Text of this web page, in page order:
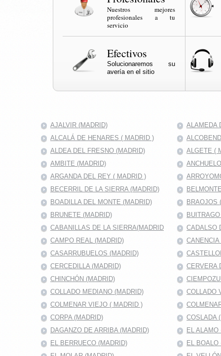
Nuestros mejores
profesionales a tu
servicio
Efectivos
Solucionaremos su
avería en el sitio
AJALVIR (MADRID)
ALAMEDA
ALCALÁ DE HENARES ( MADRID )
ALDEA DEL FRESNO (MADRID)
ALGETE (
AMBITE (MADRID)
ARGANDA DEL REY ( MADRID )
BECERRIL DE LA SIERRA (MADRID)
BOADILLA DEL MONTE (MADRID)
BRAOJOS
BRUNETE (MADRID)
CABANILLAS DE LA SIERRA(MADRID
CADALSO
CAMPO REAL (MADRID)
CASARRUBUELOS (MADRID)
CERCEDILLA (MADRID)
CERVERA
CHINCHÓN (MADRID)
COLLADO MEDIANO (MADRID)
COLLADO
COLMENAR VIEJO ( MADRID )
CORPA (MADRID)
COSLADA
DAGANZO DE ARRIBA (MADRID)
EL ALAMO
EL BERRUECO (MADRID)
EL BOALO